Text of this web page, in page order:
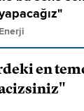
Enerji
en